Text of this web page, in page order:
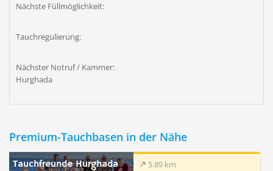
Nächste Füllmöglichkeit:
Tauchregulierung:
Nächster Notruf / Kammer:
Hurghada
Premium-Tauchbasen in der Nähe
Tauchfreunde Hurghada 5.89 km